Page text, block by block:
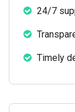
24/7
Timely